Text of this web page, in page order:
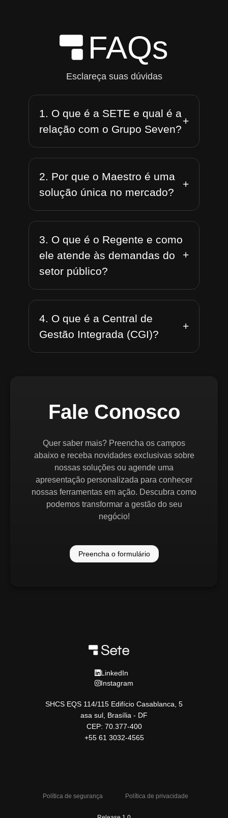
FAQs
Esclareça suas dúvidas
1. O que é a SETE e qual é a
relação com o Grupo Seven?
+
2. Por que o Maestro é uma
solução única no mercado?
+
3. O que é o Regente e como
ele atende às demandas do
setor público?
+
4. O que é a Central de
Gestão Integrada (CGI)?
+
Fale Conosco
Quer saber mais? Preencha os campos
abaixo e receba novidades exclusivas sobre
nossas soluções ou agende uma
apresentação personalizada para conhecer
nossas ferramentas em ação. Descubra como
podemos transformar a gestão do seu
negócio!
Preencha o formulário
LinkedIn
Instagram
SHCS EQS 114/115 Edifício Casablanca, 5
asa sul, Brasília - DF
CEP: 70.377-400
+55 61 3032-4565
Política de segurança Política de privacidade